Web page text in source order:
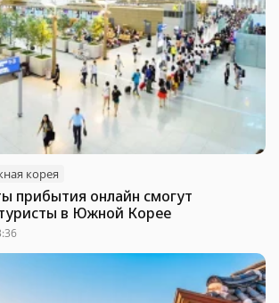
корея
прибытия онлайн смогут
туристы в Южной Корее